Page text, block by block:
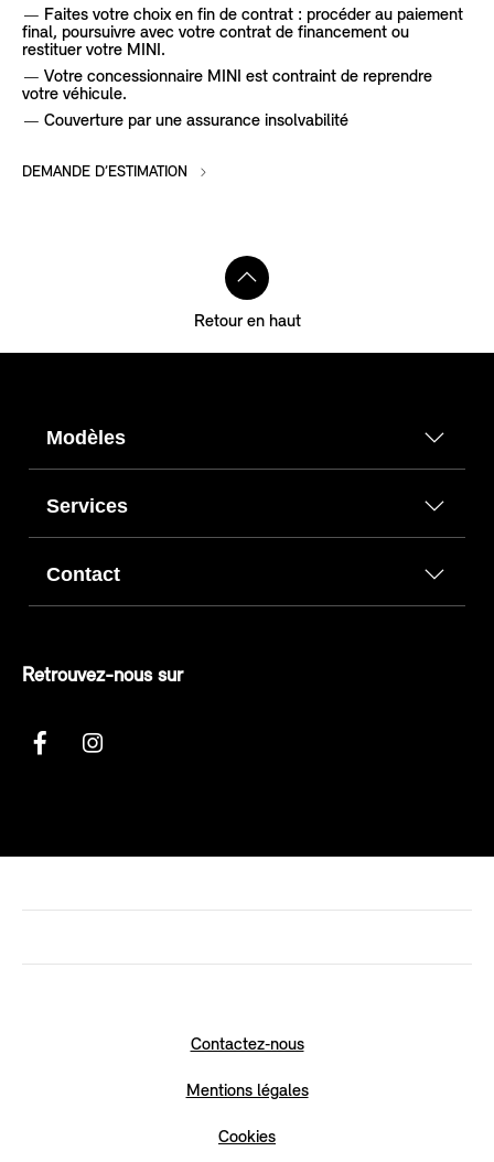
Faites votre choix en fin de contrat : procéder au paiement
final, poursuivre avec votre contrat de financement ou
restituer votre MINI.
Votre concessionnaire MINI est contraint de reprendre
votre véhicule.
Couverture par une assurance insolvabilité
DEMANDE D’ESTIMATION
Retour en haut
Modèles
Services
Contact
Retrouvez-nous sur
Contactez‑nous
Mentions légales
Cookies